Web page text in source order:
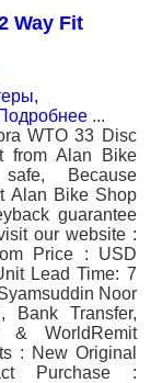
Way Fit
...
WTO 33 Disc
from Alan Bike
Because
Alan Bike Shop
guarantee
our website :
Price : USD
Lead Time: 7
Noor
Bank Transfer,
& WorldRemit
: New Original
Purchase :